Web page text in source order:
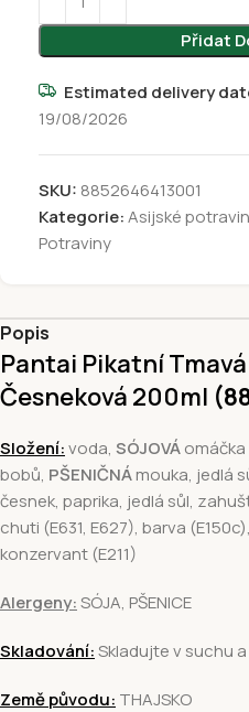
Přidat
Estimated delivery
19/08/2026
SKU: 8852646413001
Kategorie:Asijské
Potraviny
Popis
Pantai Pikatní
Česneková 200ml
Složení:voda, SÓJOVÁ
bobů, PŠENIČNÁmouka, jedlá
česnek, paprika, jedlá sůl,
chuti (E631, E627), barva
konzervant (E211)
Alergeny:SÓJA, PŠENICE
Skladování:Skladujte v suchu
Země původu: THAJSKO